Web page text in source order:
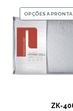
OPÇÕES A PRONTA
ZK-